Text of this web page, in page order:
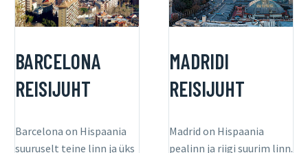
BARCELONA
REISIJUHT
Barcelona on Hispaania
suuruselt teine linn ja üks
MADRIDI
REISIJUHT
Madrid on Hispaania
pealinn ja riigi suurim linn.